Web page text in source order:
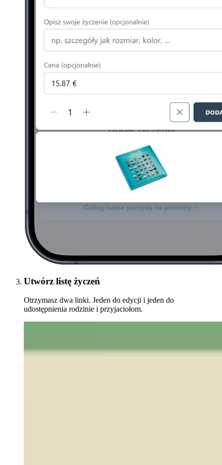
Utwórz listę życzeń
Otrzymasz dwa linki. Jeden do edycji i jeden do
udostępnienia rodzinie i przyjaciołom.